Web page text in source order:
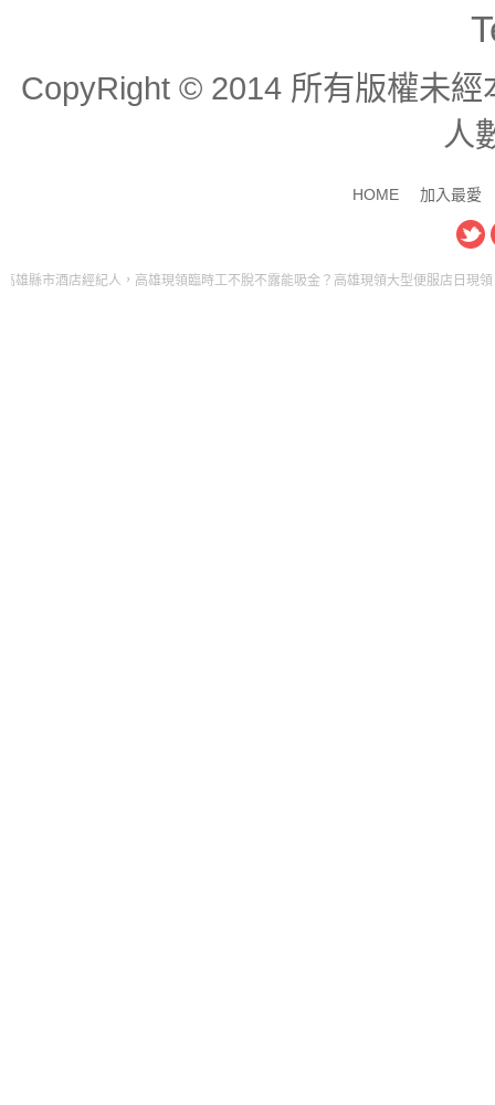
CopyRight © 2014 所有版權未
人
HOME 加入最愛
，高雄現領臨時工不脫不露能吸金？高雄現領大型便服店日現領？高雄現領